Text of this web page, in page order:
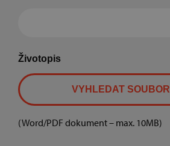
Životopis
VYHLEDAT SOUBOR
(Word/PDF dokument – max. 10MB)